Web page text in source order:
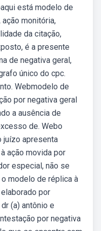
está modelo de
monitória,
da citação,
é a presente
de negativa geral,
único do cpc.
Webmodelo de
por negativa geral
a ausência de
de. Webo
juízo apresenta
ação movida por
especial, não se
modelo de réplica à
por
(a) antônio e
por negativa